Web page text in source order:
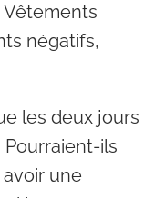
Vêtements
négatifs,
les deux jours
Pourraient-ils
une